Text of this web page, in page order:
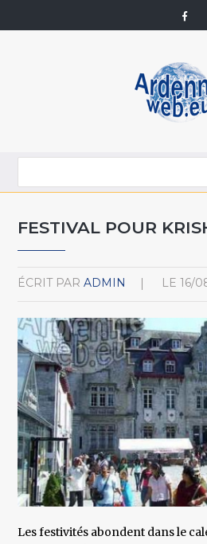
FESTIVAL POUR
ÉCRIT PAR ADMIN LE 16/
Les festivités abondent dans le